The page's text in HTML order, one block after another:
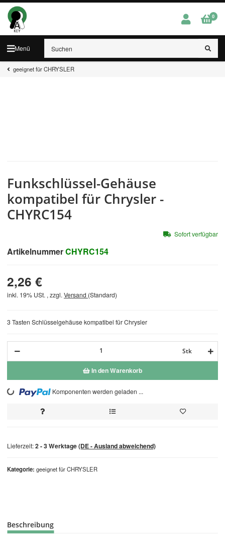
Menü
0
geeignet für CHRYSLER
Funkschlüssel-Gehäuse
kompatibel für Chrysler -
CHYRC154
ArtikelnummerCHYRC154
Kategorie geeignet für CHRYSLER
3 Tasten Schlüsselgehäuse kompatibel für Chrysler
2,26 €
inkl. 19% USt. , zzgl. Versand (Standard)
Stk
In den Warenkorb
Loading... Komponenten werden geladen ...
Sofort verfügbar
Lieferzeit:2 - 3 Werktage(DE - Ausland abweichend)
Beschreibung